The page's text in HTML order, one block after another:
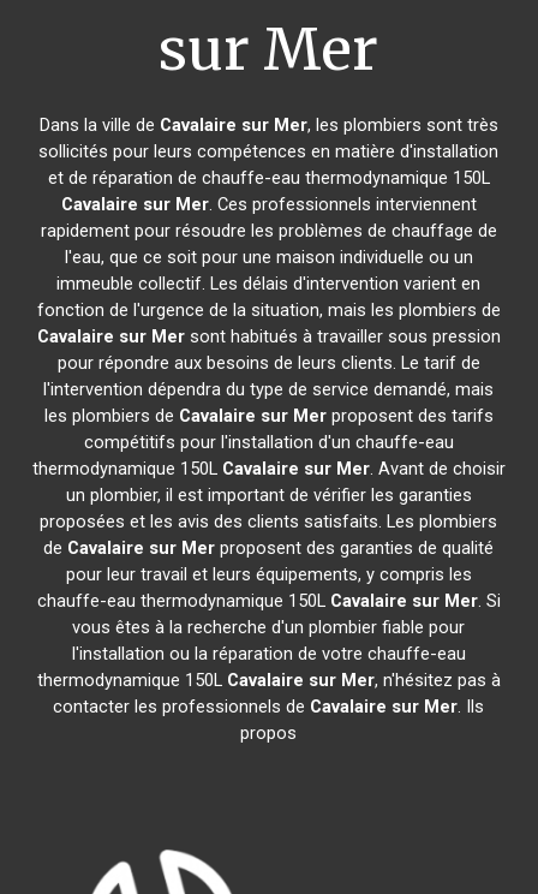
sur Mer
Dans la ville de Cavalaire sur Mer, les plombiers sont très
sollicités pour leurs compétences en matière d'installation
et de réparation de chauffe-eau thermodynamique 150L
Cavalaire sur Mer. Ces professionnels interviennent
rapidement pour résoudre les problèmes de chauffage de
l'eau, que ce soit pour une maison individuelle ou un
immeuble collectif. Les délais d'intervention varient en
fonction de l'urgence de la situation, mais les plombiers de
Cavalaire sur Mersont habitués à travailler sous pression
pour répondre aux besoins de leurs clients. Le tarif de
l'intervention dépendra du type de service demandé, mais
les plombiers de Cavalaire sur Merproposent des tarifs
compétitifs pour l'installation d'un chauffe-eau
thermodynamique 150L Cavalaire sur Mer. Avant de choisir
un plombier, il est important de vérifier les garanties
proposées et les avis des clients satisfaits. Les plombiers
de Cavalaire sur Mer proposent des garanties de qualité
pour leur travail et leurs équipements, y compris les
chauffe-eau thermodynamique 150L Cavalaire sur Mer. Si
vous êtes à la recherche d'un plombier fiable pour
l'installation ou la réparation de votre chauffe-eau
thermodynamique 150L Cavalaire sur Mer, n'hésitez pas à
contacter les professionnels de Cavalaire sur Mer. Ils
propos